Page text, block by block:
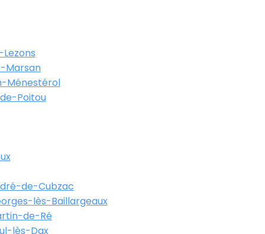
Marsan
Ménestérol
Poitou
de-Cubzac
lès-Baillargeaux
de-Ré
lès-Dax